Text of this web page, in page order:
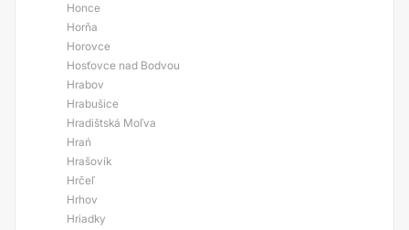
Honce
Horňa
Horovce
Hosťovce nad Bodvou
Hrabov
Hrabušice
Hradištská Moľva
Hrań
Hrašovík
Hrčeľ
Hrhov
Hriadky